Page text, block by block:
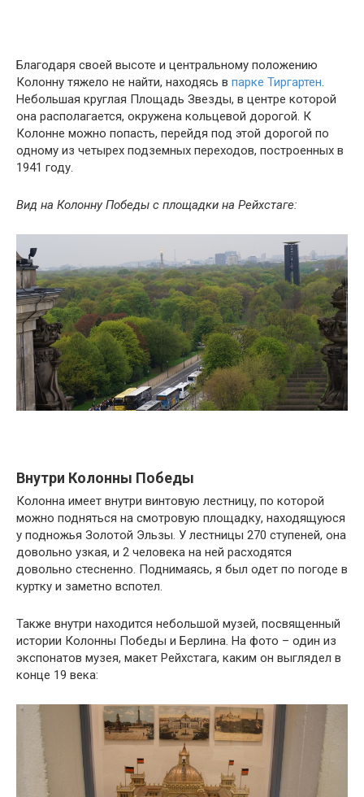
Благодаря своей высоте и центральному положению
Колонну тяжело не найти, находясь в парке Тиргартен.
Небольшая круглая Площадь Звезды, в центре которой
она располагается, окружена кольцевой дорогой. К
Колонне можно попасть, перейдя под этой дорогой по
одному из четырех подземных переходов, построенных в
1941 году.
Вид на Колонну Победы с площадки на Рейхстаге:
Внутри Колонны Победы
Колонна имеет внутри винтовую лестницу, по которой
можно подняться на смотровую площадку, находящуюся
у подножья Золотой Эльзы. У лестницы 270 ступеней, она
довольно узкая, и 2 человека на ней расходятся
довольно стесненно. Поднимаясь, я был одет по погоде в
куртку и заметно вспотел.
Также внутри находится небольшой музей, посвященный
истории Колонны Победы и Берлина. На фото – один из
экспонатов музея, макет Рейхстага, каким он выглядел в
конце 19 века: